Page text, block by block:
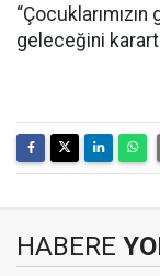
geleceğini
HABERE